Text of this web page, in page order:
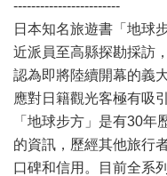
------------------------
日本知名旅遊書「地球
近派員至高縣探勘採訪
認為即將陸續開幕的義
應對日籍觀光客極有吸引
「地球步方」是有30年
的資訊，歷經其他旅行
口碑和信用。目前全系